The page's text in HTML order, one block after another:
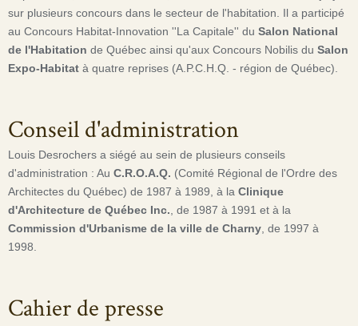
sur plusieurs concours dans le secteur de l'habitation. Il a participé
au Concours Habitat-Innovation ''La Capitale'' du Salon National
de l'Habitation de Québec ainsi qu'aux Concours Nobilis du Salon
Expo-Habitat à quatre reprises (A.P.C.H.Q. - région de Québec).
Conseil d'administration
Louis Desrochers a siégé au sein de plusieurs conseils
d'administration : Au C.R.O.A.Q. (Comité Régional de l'Ordre des
Architectes du Québec) de 1987 à 1989, à la Clinique
d'Architecture de Québec Inc. , de 1987 à 1991 et à la
Commission d'Urbanisme de la ville de Charny , de 1997 à
1998.
Cahier de presse